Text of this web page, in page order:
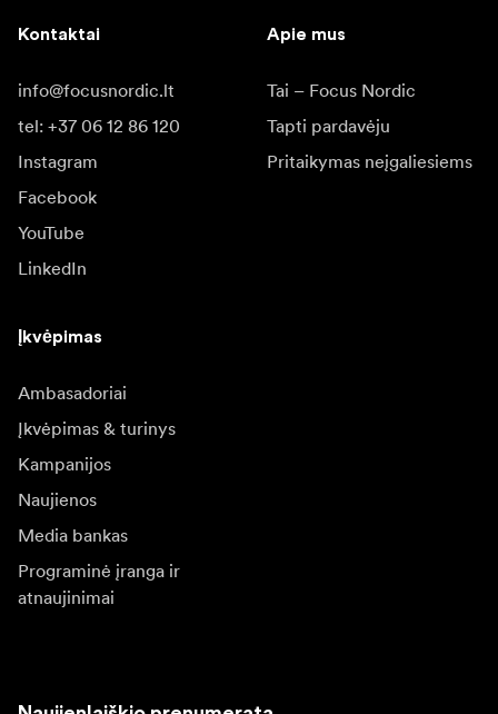
Kontaktai
info@focusnordic.lt
tel: +37 06 12 86 120
Instagram
Facebook
YouTube
LinkedIn
Apie mus
Tai – Focus Nordic
Tapti pardavėju
Pritaikymas neįgaliesiems
Įkvėpimas
Ambasadoriai
Įkvėpimas & turinys
Kampanijos
Naujienos
Media bankas
Programinė įranga ir
atnaujinimai